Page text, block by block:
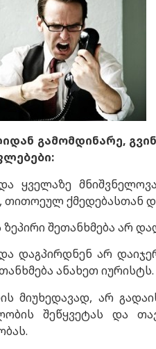
გამომდინარე,
ყველაზე
თითოეულ ქმედებასთან
შეთანხმება არ
დაგპირდნენ არ
ანახეთ იურისტს.
მიუხედავად, არ
შეწყვეტას და